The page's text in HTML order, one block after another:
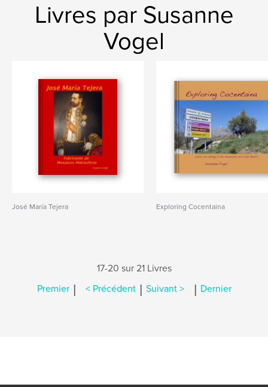
Livres par Susanne
Vogel
José María Tejera Exploring Cocentaina
17-20 sur 21 Livres
Premier | < Précédent | Suivant > | Dernier